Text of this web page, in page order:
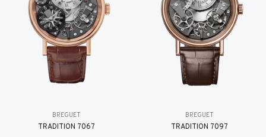
BREGUET
TRADITION 7067
BREGUET
TRADITION 7097